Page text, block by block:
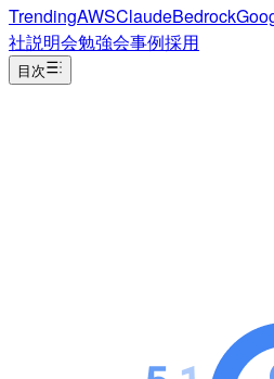
TrendingAWSClaudeBedrock
社説明会勉強会事例採用
目次